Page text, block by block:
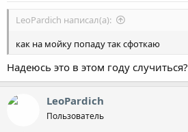
LeoPardich написал(а):
как на мойку попаду так сфоткаю
Надеюсь это в этом году случиться?
LeoPardich
Пользователь